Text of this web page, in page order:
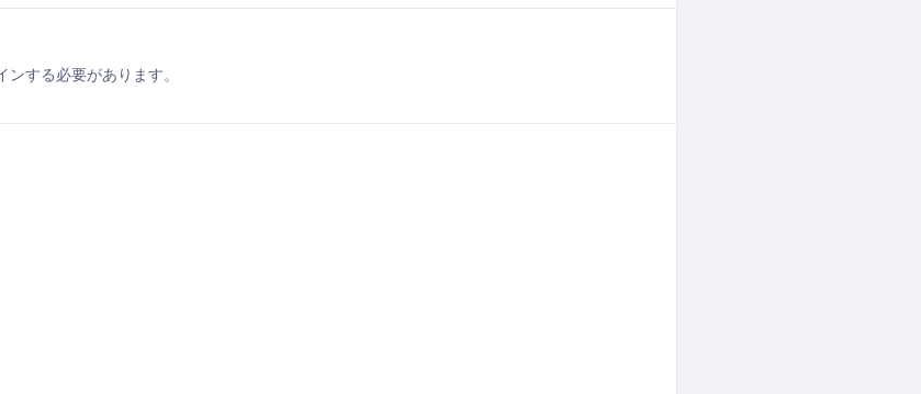
する必要があります。